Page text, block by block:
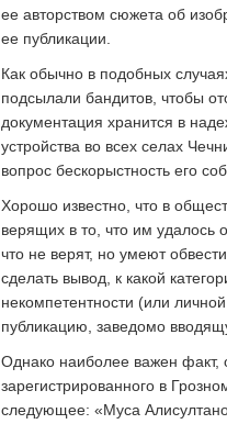
ее авторством сюжета об
ее публикации.
Как обычно в подобных
подсылали бандитов, чтобы
документация хранится в
устройства во всех селах
вопрос бескорыстность его
Хорошо известно, что в
верящих в то, что им удалось
что не верят, но умеют
сделать вывод, к какой
некомпетентности (или
публикацию, заведомо
Однако наиболее важен факт,
зарегистрированного в
следующее: «Муса